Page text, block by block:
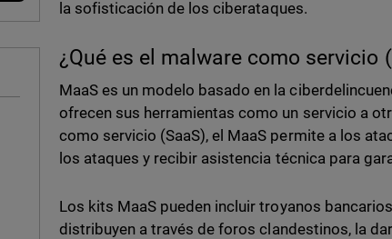
la sofisticación de los ciberataques.
¿Qué es el malware como servicio
MaaS es un modelo basado en la
ofrecen sus herramientas como un servicio a
como servicio (SaaS), el MaaS permite a los
los ataques y recibir asistencia técnica para
Los kits MaaS pueden incluir troyanos
distribuyen a través de foros clandestinos, la